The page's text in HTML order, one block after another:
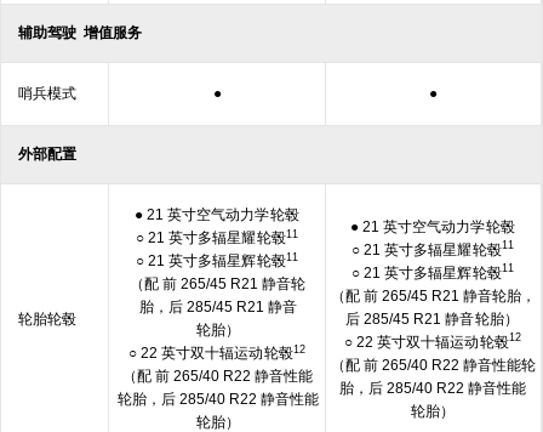
辅助驾驶 增值服务
哨兵模式 ● ●
外部配置
轮胎轮毂
● 21 英寸空气动力学轮毂
○ 21 英寸多辐星耀轮毂11
○ 21 英寸多辐星辉轮毂11
（配 前 265/45 R21 静音轮
胎，后 285/45 R21 静音
轮胎）
○ 22 英寸双十辐运动轮毂12
（配 前 265/40 R22 静音性能
轮胎，后 285/40 R22 静音性能
轮胎）
● 21 英寸空气动力学轮毂
○ 21 英寸多辐星耀轮毂11
○ 21 英寸多辐星辉轮毂11
（配 前 265/45 R21 静音轮胎，
后 285/45 R21 静音轮胎）
○ 22 英寸双十辐运动轮毂12
（配 前 265/40 R22 静音性能轮
胎，后 285/40 R22 静音性能
轮胎）